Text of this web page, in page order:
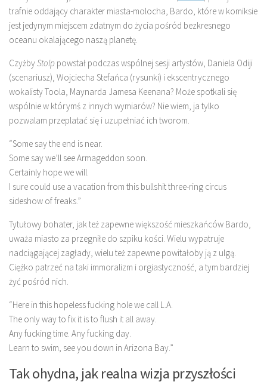
trafnie oddający charakter miasta-molocha, Bardo, które w komiksie
jest jedynym miejscem zdatnym do życia pośród bezkresnego
oceanu okalającego naszą planetę.
CzyżbyStolp powstał podczas wspólnej sesji artystów, Daniela Odiji
(scenariusz), Wojciecha Stefańca (rysunki) i ekscentrycznego
wokalisty Toola, Maynarda Jamesa Keenana? Może spotkali się
wspólnie w którymś z innych wymiarów? Nie wiem, ja tylko
pozwalam przeplatać się i uzupełniać ich tworom.
“Some say the end is near.
Some say we’ll see Armageddon soon.
Certainly hope we will.
I sure could use a vacation from this bullshit three-ring circus
sideshow of freaks.”
Tytułowy bohater, jak też zapewne większość mieszkańców Bardo,
uważa miasto za przegniłe do szpiku kości. Wielu wypatruje
nadciągającej zagłady, wielu też zapewne powitałoby ją z ulgą.
Ciężko patrzeć na taki immoralizm i orgiastyczność, a tym bardziej
żyć pośród nich.
“Here in this hopeless fucking hole we call L.A.
The only way to fix it is to flush it all away.
Any fucking time. Any fucking day.
Learn to swim, see you down in Arizona Bay.”
Tak ohydna, jak realna wizja przyszłości